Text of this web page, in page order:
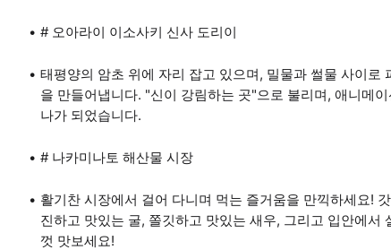
# 오아라이 이소사키 신사 도리이
태평양의 암초 위에 자리 잡고 있으며, 밀물과 썰물 사이
을 만들어냅니다. "신이 강림하는 곳"으로 불리며, 애니메
나가 되었습니다.
# 나카미나토 해산물 시장
활기찬 시장에서 걸어 다니며 먹는 즐거움을 만끽하세요!
진하고 맛있는 굴, 쫄깃하고 맛있는 새우, 그리고 입안에
껏 맛보세요!